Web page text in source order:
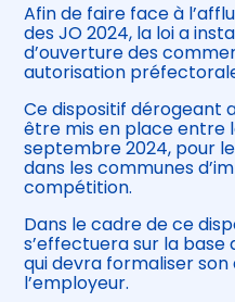
Afin de faire face à
des JO 2024, la loi a
d’ouverture des
autorisation
Ce dispositif dérogeant
être mis en place entre
septembre 2024, pour
dans les communes
compétition.
Dans le cadre de ce
s’effectuera sur la
qui devra formaliser
l’employeur.